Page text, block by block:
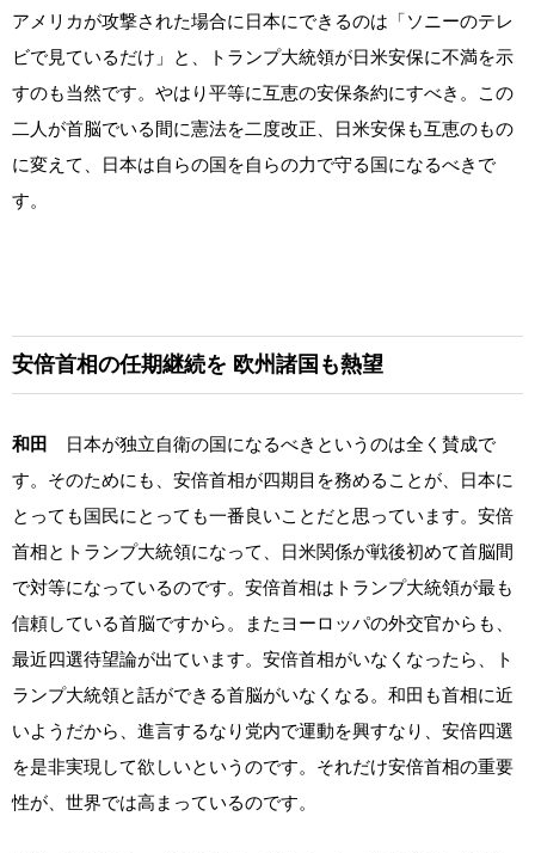
アメリカが攻撃された場合に日本にできるのは「ソニーのテレ
ビで見ているだけ」と、トランプ大統領が日米安保に不満を示
すのも当然です。やはり平等に互恵の安保条約にすべき。この
二人が首脳でいる間に憲法を二度改正、日米安保も互恵のもの
に変えて、日本は自らの国を自らの力で守る国になるべきで
す。
安倍首相の任期継続を 欧州諸国も熱望
和田
日本が独立自衛の国になるべきというのは全く賛成で
す。そのためにも、安倍首相が四期目を務めることが、日本に
とっても国民にとっても一番良いことだと思っています。安倍
首相とトランプ大統領になって、日米関係が戦後初めて首脳間
で対等になっているのです。安倍首相はトランプ大統領が最も
信頼している首脳ですから。またヨーロッパの外交官からも、
最近四選待望論が出ています。安倍首相がいなくなったら、ト
ランプ大統領と話ができる首脳がいなくなる。和田も首相に近
いようだから、進言するなり党内で運動を興すなり、安倍四選
を是非実現して欲しいというのです。それだけ安倍首相の重要
性が、世界では高まっているのです。